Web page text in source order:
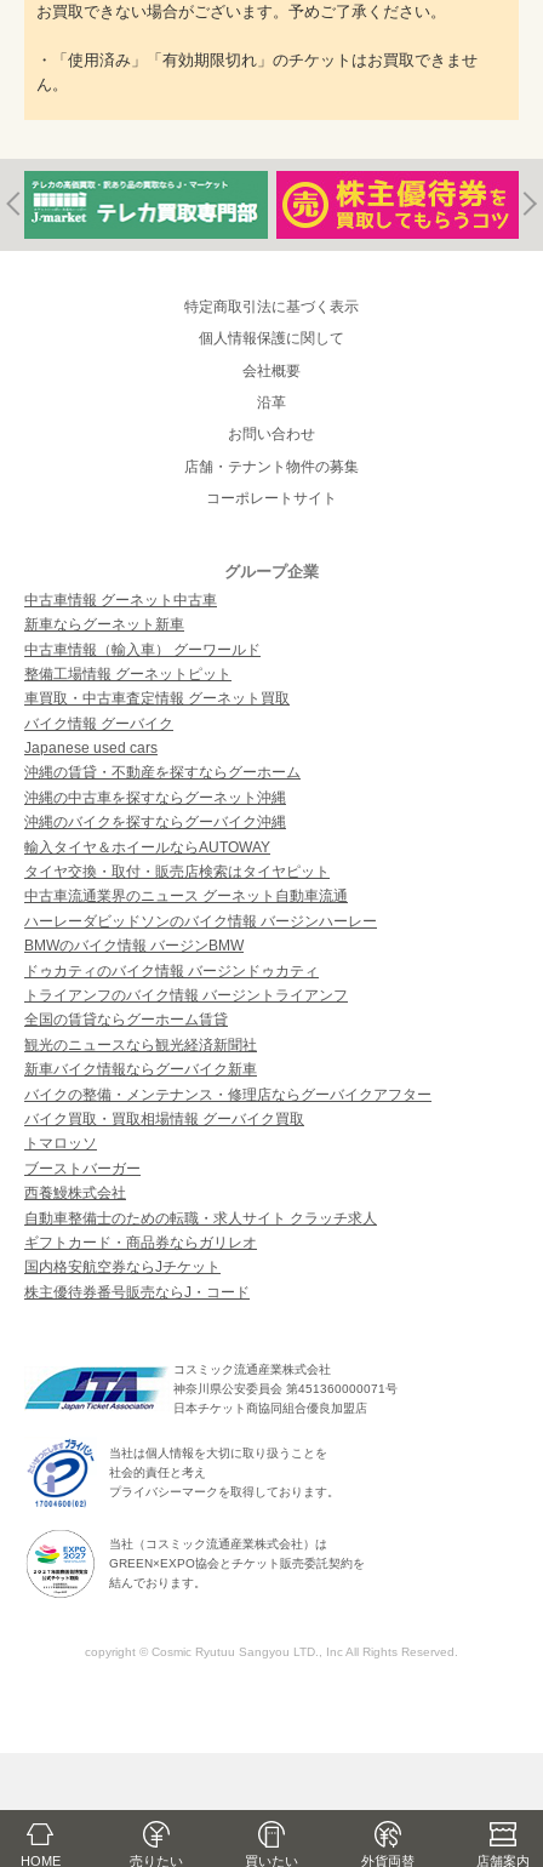
HOME 売りたい 買いたい 外貨両替 店舗案内
お買取できない場合がございます。予めご了承ください。
・「使用済み」「有効期限切れ」のチケットはお買取できませ
ん。
特定商取引法に基づく表示
個人情報保護に関して
会社概要
沿革
お問い合わせ
店舗・テナント物件の募集
コーポレートサイト
グループ企業
中古車情報 グーネット中古車
新車ならグーネット新車
中古車情報（輸入車） グーワールド
整備工場情報 グーネットピット
車買取・中古車査定情報 グーネット買取
バイク情報 グーバイク
Japanese used cars
沖縄の賃貸・不動産を探すならグーホーム
沖縄の中古車を探すならグーネット沖縄
沖縄のバイクを探すならグーバイク沖縄
輸入タイヤ＆ホイールならAUTOWAY
タイヤ交換・取付・販売店検索はタイヤピット
中古車流通業界のニュース グーネット自動車流通
ハーレーダビッドソンのバイク情報 バージンハーレー
BMWのバイク情報 バージンBMW
ドゥカティのバイク情報 バージンドゥカティ
トライアンフのバイク情報 バージントライアンフ
全国の賃貸ならグーホーム賃貸
観光のニュースなら観光経済新聞社
新車バイク情報ならグーバイク新車
バイクの整備・メンテナンス・修理店ならグーバイクアフター
バイク買取・買取相場情報 グーバイク買取
トマロッソ
ブーストバーガー
西養鰻株式会社
自動車整備士のための転職・求人サイト クラッチ求人
ギフトカード・商品券ならガリレオ
国内格安航空券ならJチケット
株主優待券番号販売ならJ・コード
コスミック流通産業株式会社
神奈川県公安委員会 第451360000071号
日本チケット商協同組合優良加盟店
当社は個人情報を大切に取り扱うことを
社会的責任と考え
プライバシーマークを取得しております。
当社（コスミック流通産業株式会社）は
GREEN×EXPO協会とチケット販売委託契約を
結んでおります。
copyright © Cosmic Ryutuu Sangyou LTD., Inc All Rights Reserved.